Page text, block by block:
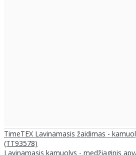
TimeTEX Lavinamasis žaidimas -
(TT93578)
Lavinamasis kamuolys - medžiaginis